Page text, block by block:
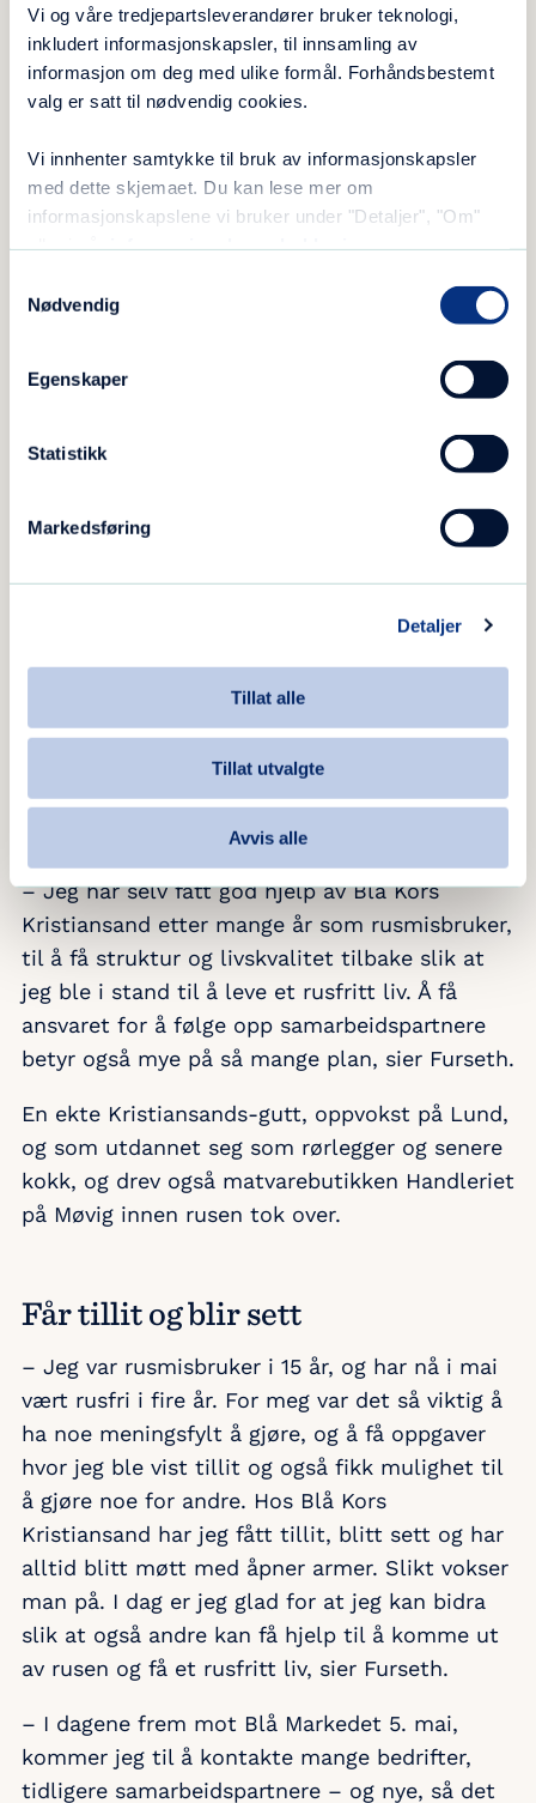
Vi og våre tredjepartsleverandører bruker teknologi,
inkludert informasjonskapsler, til innsamling av
informasjon om deg med ulike formål. Forhåndsbestemt
valg er satt til nødvendig cookies.
Vi innhenter samtykke til bruk av informasjonskapsler
med dette skjemaet. Du kan lese mer om
informasjonskapslene vi bruker under "Detaljer", "Om"
Nødvendig
Egenskaper
Statistikk
Markedsføring
Detaljer
Tillat alle
Tillat utvalgte
Avvis alle
Overskuddet går til aktivitet
frivillige aktiviteter, og å utvikle enda flere,
sier Furseth.
Som sagt, mange ønsker å bidra, noen med
pengegaver, noen med produkter til auksjonen
og salgsbodene, og noen stiller også med egne
ansatte som arbeider som frivillige under
markedet.
– Vi har fått TV`er, sykler, kjøkkenmaskiner,
tøy, bilutstyr, klær og gavekort, for å ha nevnt
noen få eksempler. Noen støtter med mat og
leverer pølser og hamburgere. Så når Blå
Markedet arrangeres, vil salgbodene være
Har betydd mye
Han har selv erfart hva det betyr at Blå Kors
Kristiansand får muligheter til å hjelpe stadig
– Jeg har selv fått god hjelp av Blå Kors
Kristiansand etter mange år som rusmisbruker,
til å få struktur og livskvalitet tilbake slik at
jeg ble i stand til å leve et rusfritt liv. Å få
ansvaret for å følge opp samarbeidspartnere
betyr også mye på så mange plan, sier Furseth.
En ekte Kristiansands-gutt, oppvokst på Lund,
og som utdannet seg som rørlegger og senere
kokk, og drev også matvarebutikken Handleriet
på Møvig innen rusen tok over.
Får tillit og blir sett
– Jeg var rusmisbruker i 15 år, og har nå i mai
vært rusfri i fire år. For meg var det så viktig å
ha noe meningsfylt å gjøre, og å få oppgaver
hvor jeg ble vist tillit og også fikk mulighet til
å gjøre noe for andre. Hos Blå Kors
Kristiansand har jeg fått tillit, blitt sett og har
alltid blitt møtt med åpner armer. Slikt vokser
man på. I dag er jeg glad for at jeg kan bidra
slik at også andre kan få hjelp til å komme ut
av rusen og få et rusfritt liv, sier Furseth.
– I dagene frem mot Blå Markedet 5. mai,
kommer jeg til å kontakte mange bedrifter,
tidligere samarbeidspartnere – og nye, så det